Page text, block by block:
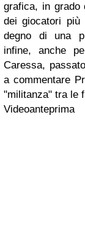
grafica, in grado
dei giocatori più
degno di una
infine, anche
Caressa,
a commentare
"militanza" tra le
Videoanteprima